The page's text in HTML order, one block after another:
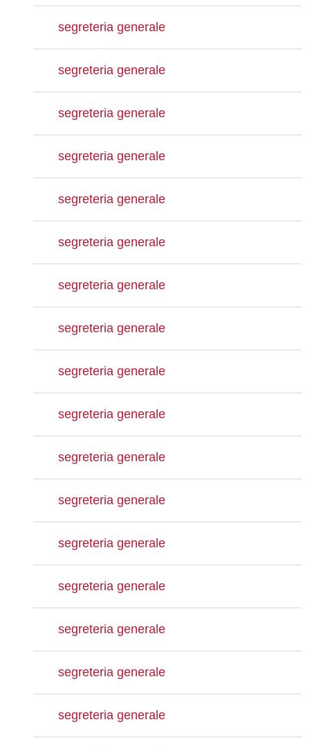
segreteria generale
segreteria generale
segreteria generale
segreteria generale
segreteria generale
segreteria generale
segreteria generale
segreteria generale
segreteria generale
segreteria generale
segreteria generale
segreteria generale
segreteria generale
segreteria generale
segreteria generale
segreteria generale
segreteria generale